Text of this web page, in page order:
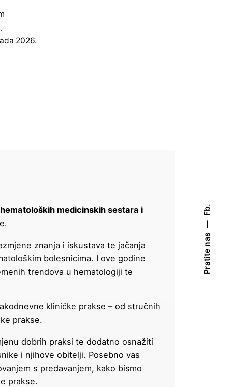
Pratite nas
Fb.
2026.
medicinskih sestara i
znanja i iskustava te jačanja
bolesnicima. I ove godine
trendova u hematologiji te
kliničke prakse – od stručnih
prakse.
dobrih praksi te dodatno osnažiti
i njihove obitelji. Posebno vas
s predavanjem, kako bismo
prakse.